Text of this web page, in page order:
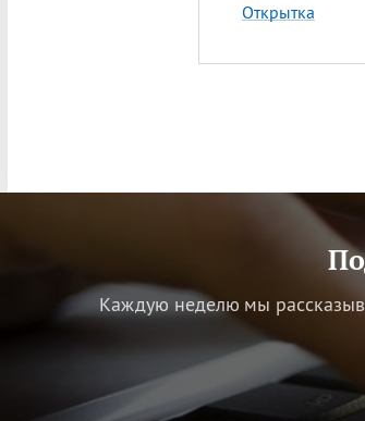
Открытка
Каждую неделю мы